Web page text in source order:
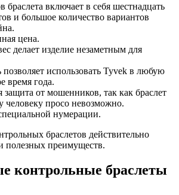
браслета включает в себя шестнадцать
и большое количество вариантов
цена.
делает изделие незаметным для
позволяет использовать Tyvek в любую
время года.
от мошенников, так как браслет
человеку просо невозможно.
нумерации.
браслетов действительно
полезных преимуществ.
контрольные браслеты